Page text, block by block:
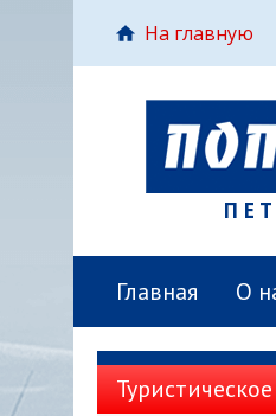
На главную
Главная О